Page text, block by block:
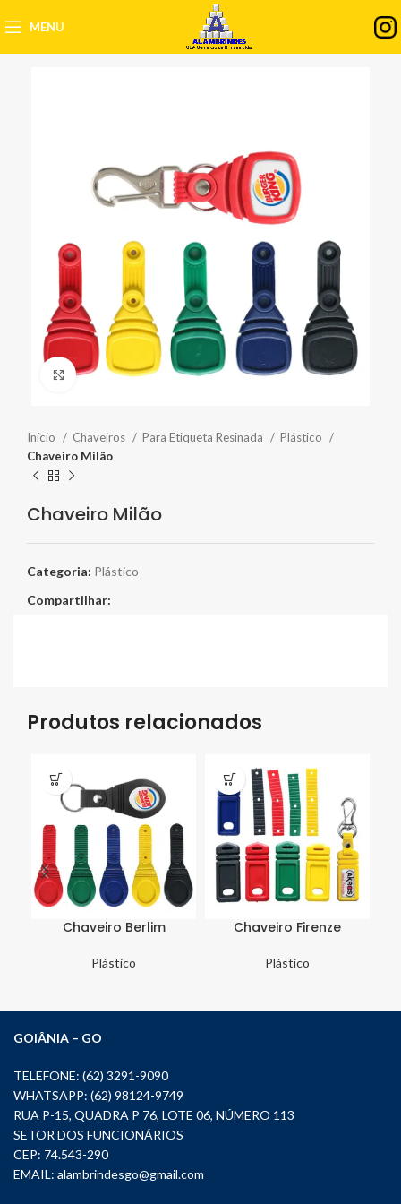
MENU
Clique para ampliar
Início Chaveiros Para Etiqueta Resinada
Plástico
Chaveiro Milão
Chaveiro Milão
Categoria: Plástico
Compartilhar:
Produtos relacionados
Chaveiro Berlim
Plástico
Chaveiro Firenze
Plástico
GOIÂNIA – GO
TELEFONE: (62) 3291-9090
WHATSAPP: (62) 98124-9749
RUA P-15, QUADRA P 76, LOTE 06, NÚMERO 113
SETOR DOS FUNCIONÁRIOS
CEP: 74.543-290
EMAIL: alambrindesgo@gmail.com